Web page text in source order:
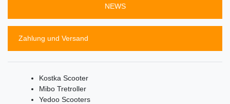
NEWS
Zahlung und Versand
Kostka Scooter
Mibo Tretroller
Yedoo Scooters